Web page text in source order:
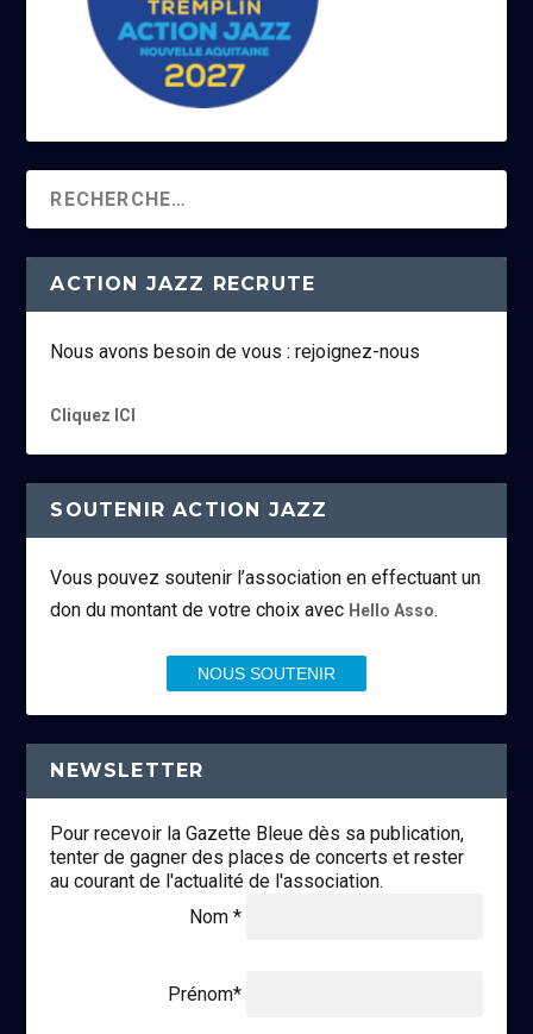
ACTION JAZZ RECRUTE
Nous avons besoin de vous : rejoignez-nous
Cliquez ICI
SOUTENIR ACTION JAZZ
Vous pouvez soutenir l’association en effectuant un
don du montant de votre choix avec Hello Asso.
NOUS SOUTENIR
NEWSLETTER
Pour recevoir la Gazette Bleue dès sa publication,
tenter de gagner des places de concerts et rester
au courant de l'actualité de l'association.
Nom *
Prénom*